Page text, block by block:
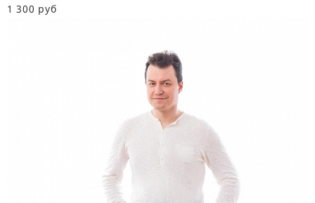
1 300 руб